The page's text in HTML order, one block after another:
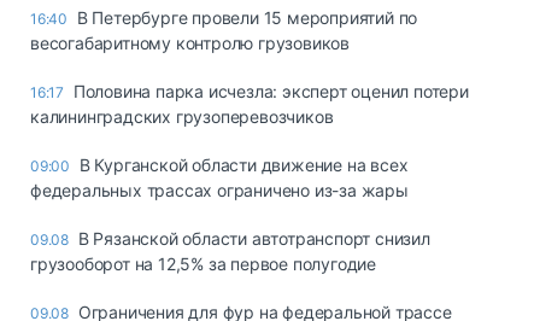
16:40
В Петербурге провели 15 мероприятий по
весогабаритному контролю грузовиков
16:17
Половина парка исчезла: эксперт оценил потери
калининградских грузоперевозчиков
09:00
В Курганской области движение на всех
федеральных трассах ограничено из-за жары
09.08 В Рязанской области автотранспорт снизил
грузооборот на 12,5% за первое полугодие
09.08 Ограничения для фур на федеральной трассе